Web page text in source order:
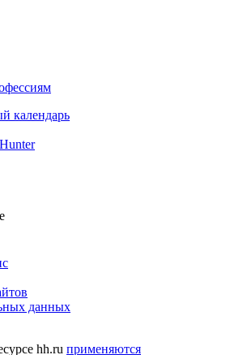
календарь
данных
hh.ru применяются